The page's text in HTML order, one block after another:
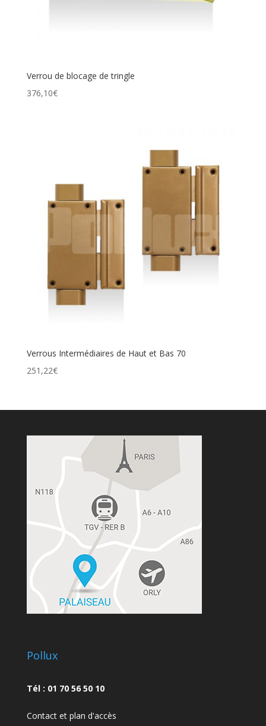
Verrou de blocage de tringle
376,10€
Verrous Intermédiaires de Haut et Bas 70
251,22€
Pollux
Tél : 01 70 56 50 10
Contact et plan d'accès